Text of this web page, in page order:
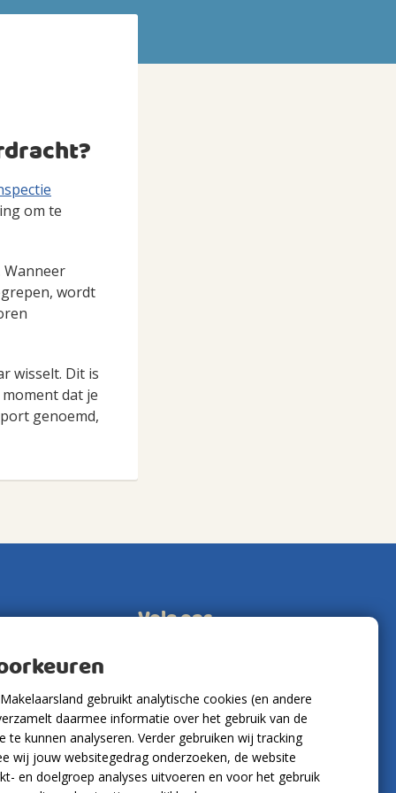
om te
wordt
wisselt. Dit is
dat je
genoemd,
Volg ons
gebruikt analytische cookies (en andere
daarmee informatie over het gebruik van de
te kunnen analyseren. Verder gebruiken wij tracking
wij jouw websitegedrag onderzoeken, de website
en doelgroep analyses uitvoeren en voor het gebruik